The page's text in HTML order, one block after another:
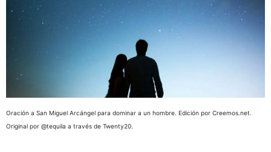
Oración a San Miguel Arcángel para dominar a un hombre. Edición por Creemos.net.
Original por @tequila a través de Twenty20.